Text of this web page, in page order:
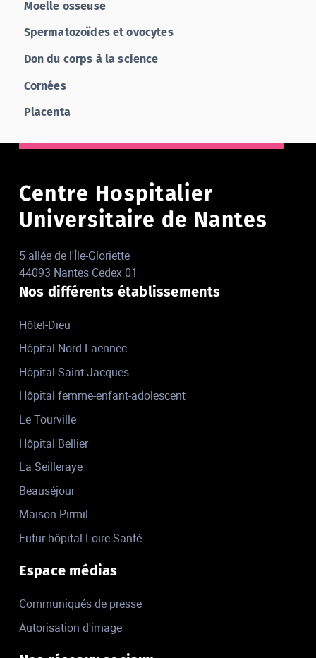
Moelle osseuse
Spermatozoïdes et ovocytes
Don du corps à la science
Cornées
Placenta
Centre Hospitalier
Universitaire de Nantes
5 allée de l'Île-Gloriette
44093 Nantes Cedex 01
Nos différents établissements
Hôtel-Dieu
Hôpital Nord Laennec
Hôpital Saint-Jacques
Hôpital femme-enfant-adolescent
Le Tourville
Hôpital Bellier
La Seilleraye
Beauséjour
Maison Pirmil
Futur hôpital Loire Santé
Espace médias
Communiqués de presse
Autorisation d'image